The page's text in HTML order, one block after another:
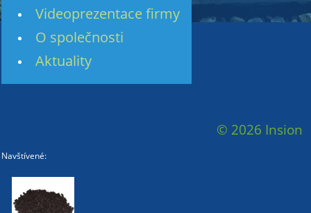
Videoprezentace firmy
O společnosti
Aktuality
© 2026 Insion
Navštívené: